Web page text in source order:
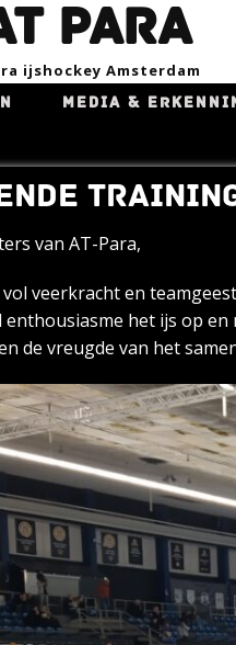
PARA
ijsho​ckey Amsterdam
MEDIA &
van AT-Para,
vol veerkracht en
het ijs op
de vreugde van het